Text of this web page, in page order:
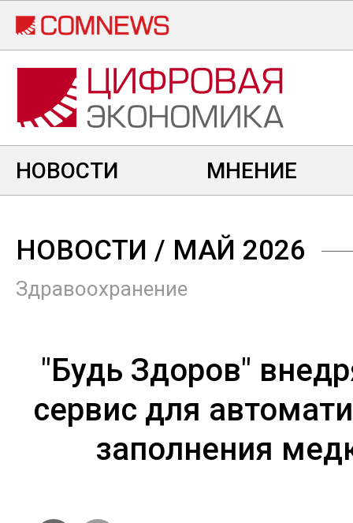
Перейти
к
основному
содержанию
НОВОСТИ МНЕНИЕ
НОВОСТИ / МАЙ 2026
Здравоохранение
"Будь Здоров"
сервис для
заполнения